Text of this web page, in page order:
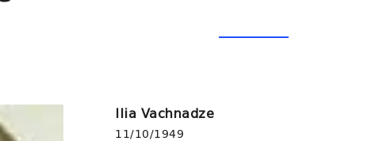
Ilia Vachnadze
11/10/1949